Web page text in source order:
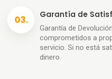
Garantía de
Garantía de
comprometidos a
servicio. Si no está
dinero.